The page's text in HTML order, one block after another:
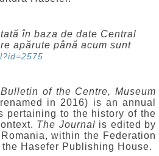
în baza de date Central
apărute până acum sunt
Bulletin of the Centre, Museum
in 2016) is an annual
pertaining to the history of the
The Journal is edited by
within the Federation
Hasefer Publishing House.